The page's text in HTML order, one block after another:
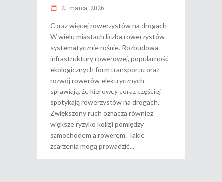
21 marca, 2026
Coraz więcej rowerzystów na drogach
W wielu miastach liczba rowerzystów
systematycznie rośnie. Rozbudowa
infrastruktury rowerowej, popularność
ekologicznych form transportu oraz
rozwój rowerów elektrycznych
sprawiają, że kierowcy coraz częściej
spotykają rowerzystów na drogach.
Zwiększony ruch oznacza również
większe ryzyko kolizji pomiędzy
samochodem a rowerem. Takie
zdarzenia mogą prowadzić